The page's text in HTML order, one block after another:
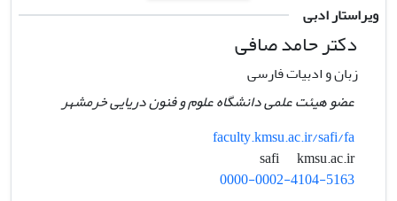
ویراستار ادبی
دکتر حامد صافی
زبان و ادبیات فارسی
عضو هیئت علمی دانشگاه علوم و فنون دریایی خرمشهر
faculty.kmsu.ac.ir/safi/fa
safi
kmsu.ac.ir
0000-0002-4104-5163